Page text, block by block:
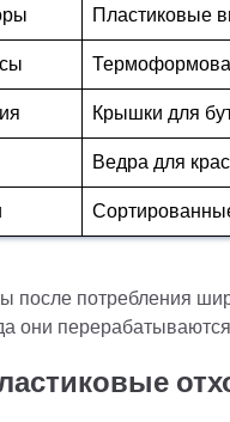
Пластиковые
Крышки для
Ведра для
после потребления
они